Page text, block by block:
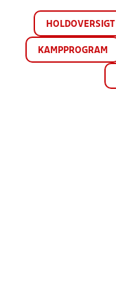
HOLDOVERSIGT
KAMPPROGRAM